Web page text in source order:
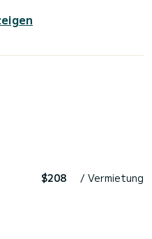
$208 / Vermietung